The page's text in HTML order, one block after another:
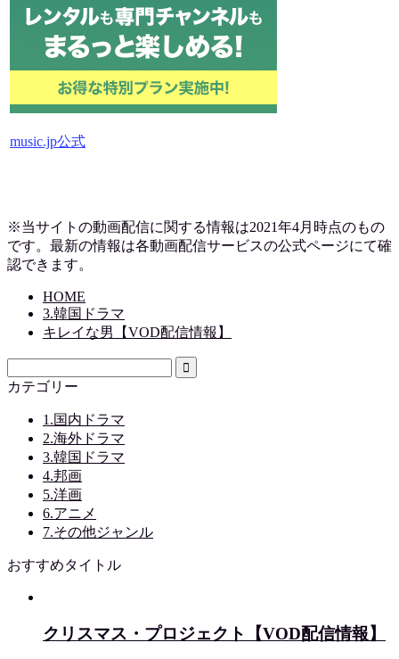
music.jp公式
※当サイトの動画配信に関する情報は2021年4月時点のもの
です。最新の情報は各動画配信サービスの公式ページにて確
認できます。
HOME
3.韓国ドラマ
キレイな男【VOD配信情報】
カテゴリー
1.国内ドラマ
2.海外ドラマ
3.韓国ドラマ
4.邦画
5.洋画
6.アニメ
7.その他ジャンル
おすすめタイトル
クリスマス・プロジェクト【VOD配信情報】